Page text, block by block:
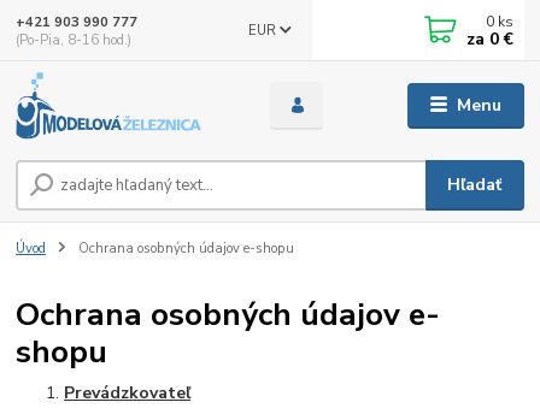
Menu
EUR
Hľadať
+421 903 990 777
(Po-Pia, 8-16 hod.)
0 ks
za 0 €
Úvod Ochrana osobných údajov e-shopu
Ochrana osobných údajov e-
shopu
Prevádzkovateľ